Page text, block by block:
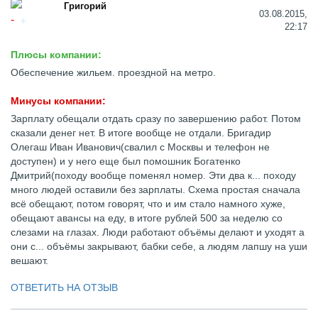
Григорий
03.08.2015,
22:17
Плюсы компании:
Обеспечение жильем. проездной на метро.
Минусы компании:
Зарплату обещали отдать сразу по завершению работ. Потом
сказали денег нет. В итоге вообще не отдали. Бригадир
Олегаш Иван Иванович(свалил с Москвы и телефон не
доступен) и у него еще был помошник Богатенко
Дмитрий(походу вообще поменял номер. Эти два к... походу
много людей оставили без зарплаты. Схема простая сначала
всё обещают, потом говорят, что и им стало намного хуже,
обещают авансы на еду, в итоге рублей 500 за неделю со
слезами на глазах. Люди работают объёмы делают и уходят а
они с... объёмы закрывают, бабки себе, а людям лапшу на уши
вешают.
ОТВЕТИТЬ НА ОТЗЫВ